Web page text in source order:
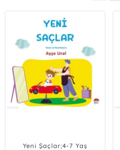
Yeni Şaçlar;4-7 Yaş